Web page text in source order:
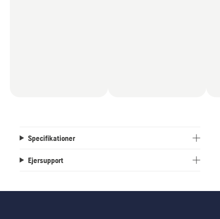
Specifikationer
Ejersupport